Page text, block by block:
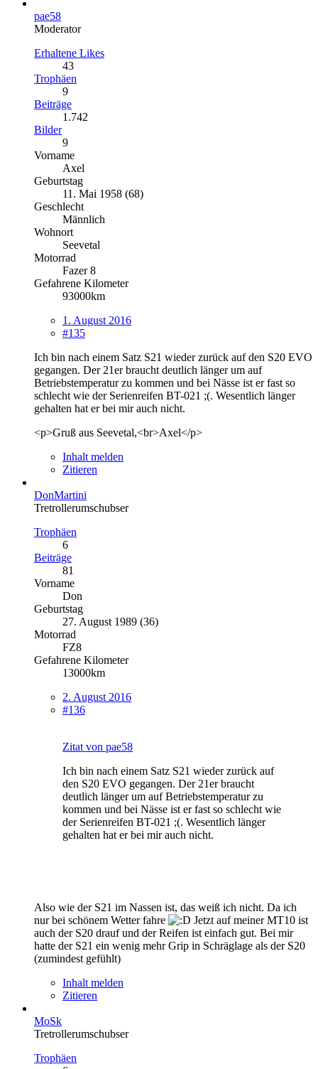
pae58
Moderator
Erhaltene Likes
43
Trophäen
9
Beiträge
1.742
Bilder
9
Vorname
Axel
Geburtstag
11. Mai 1958 (68)
Geschlecht
Männlich
Wohnort
Seevetal
Motorrad
Fazer 8
Gefahrene Kilometer
93000km
1. August 2016
#135
Ich bin nach einem Satz S21 wieder zurück auf den S20 EVO
gegangen. Der 21er braucht deutlich länger um auf
Betriebstemperatur zu kommen und bei Nässe ist er fast so
schlecht wie der Serienreifen BT-021 ;(. Wesentlich länger
gehalten hat er bei mir auch nicht.
<p>Gruß aus Seevetal,<br>Axel</p>
Inhalt melden
Zitieren
DonMartini
Tretrollerumschubser
Trophäen
6
Beiträge
81
Vorname
Don
Geburtstag
27. August 1989 (36)
Motorrad
FZ8
Gefahrene Kilometer
13000km
2. August 2016
#136
Zitat von pae58
Ich bin nach einem Satz S21 wieder zurück auf
den S20 EVO gegangen. Der 21er braucht
deutlich länger um auf Betriebstemperatur zu
kommen und bei Nässe ist er fast so schlecht wie
der Serienreifen BT-021 ;(. Wesentlich länger
gehalten hat er bei mir auch nicht.
Also wie der S21 im Nassen ist, das weiß ich nicht. Da ich
nur bei schönem Wetter fahre
Jetzt auf meiner MT10 ist
auch der S20 drauf und der Reifen ist einfach gut. Bei mir
hatte der S21 ein wenig mehr Grip in Schräglage als der S20
(zumindest gefühlt)
Inhalt melden
Zitieren
MoSk
Tretrollerumschubser
Trophäen